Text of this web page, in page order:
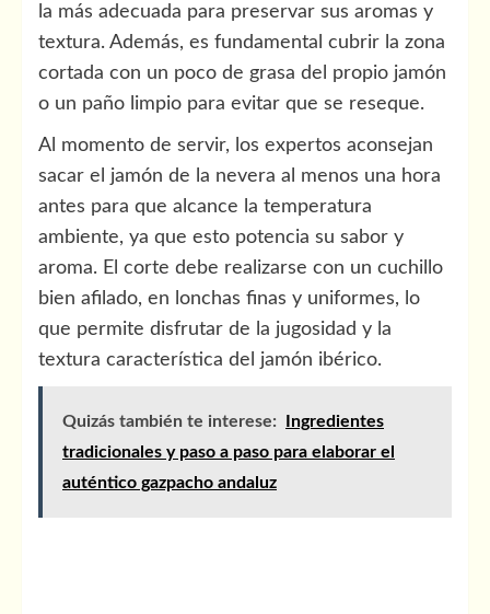
la más adecuada para preservar sus aromas y
textura. Además, es fundamental cubrir la zona
cortada con un poco de grasa del propio jamón
o un paño limpio para evitar que se reseque.
Al momento de servir, los expertos aconsejan
sacar el jamón de la nevera al menos una hora
antes para que alcance la temperatura
ambiente, ya que esto potencia su sabor y
aroma. El corte debe realizarse con un cuchillo
bien afilado, en lonchas finas y uniformes, lo
que permite disfrutar de la jugosidad y la
textura característica del jamón ibérico.
Quizás también te interese:
Ingredientes
tradicionales y paso a paso para elaborar el
auténtico gazpacho andaluz